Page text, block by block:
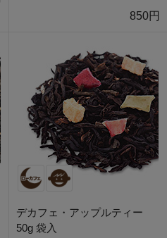
850円
デカフェ・アップルティー
50g 袋入